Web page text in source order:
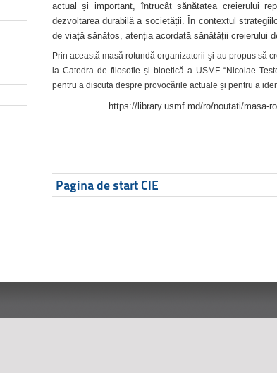
actual și important, întrucât sănătatea creierului
dezvoltarea durabilă a societății. În contextul
de viață sănătos, atenția acordată sănătății creierului
Prin această masă rotundă organizatorii şi-au propus să
la Catedra de filosofie și bioetică a USMF “Nicolae
pentru a discuta despre provocările actuale și pentru a
https://library.usmf.md/ro/noutati/masa-
Pagina de start CIE